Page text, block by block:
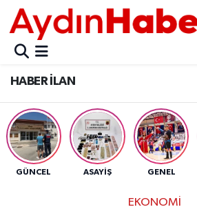
HABER İLAN
GÜNCEL ASAYİŞ GENEL
EKONOMİ
GÜNCEL
POLİTİKA
BELEDİYELER
ASAYİŞ
Aydın Nöbetçi Eczaneler
Aydın Hava Durumu
Aydin Namaz Vakitleri
Aydın Trafik Yoğunluk Haritası